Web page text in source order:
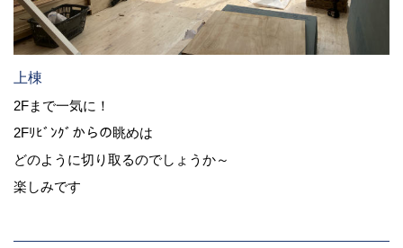
上棟
2Fまで一気に！
2Fﾘﾋﾞﾝｸﾞからの眺めは
どのように切り取るのでしょうか～
楽しみです